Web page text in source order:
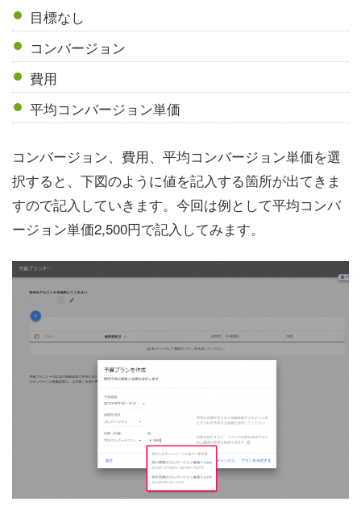
目標なし
コンバージョン
費用
平均コンバージョン単価
コンバージョン、費用、平均コンバージョン単価を選
択すると、下図のように値を記入する箇所が出てきま
すので記入していきます。今回は例として平均コンバ
ージョン単価2,500円で記入してみます。